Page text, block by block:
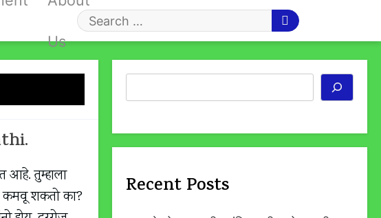
Us
Search
आहे. तुम्हाला
कमवू शकतो का?
Recent Posts